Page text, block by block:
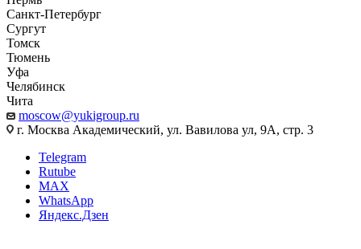
Санкт-Петербург
Сургут
Томск
Тюмень
Уфа
Челябинск
Чита
moscow@yukigroup.ru
г. Москва Академический, ул. Вавилова ул, 9А, стр. 3
Telegram
Rutube
MAX
WhatsApp
Яндекс.Дзен